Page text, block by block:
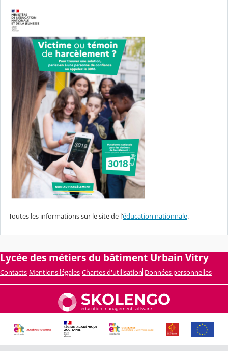
Toutes les informations sur le site de l'éducation nationnale.
Lycée des métiers du bâtiment Urbain Vitry
Contacts Mentions légales Chartes d'utilisation Données personnelles